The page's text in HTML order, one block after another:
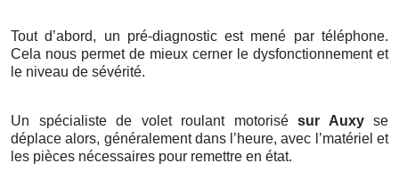
Tout d’abord, un pré-diagnostic est mené par téléphone.
Cela nous permet de mieux cerner le dysfonctionnement et
le niveau de sévérité.
Un spécialiste de volet roulant motorisé sur Auxy se
déplace alors, généralement dans l’heure, avec l’matériel et
les pièces nécessaires pour remettre en état.